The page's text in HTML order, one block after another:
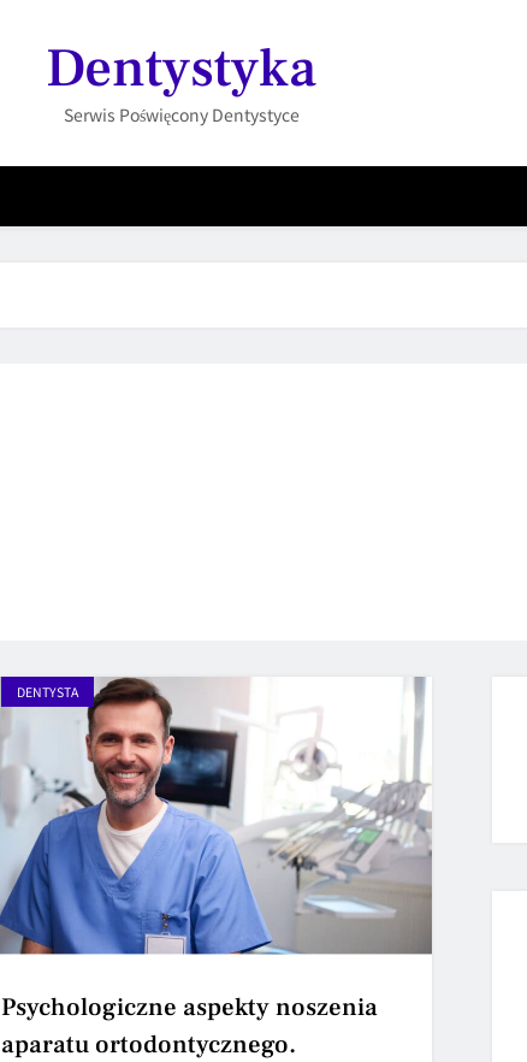
Dentystyka
Serwis Poświęcony Dentystyce
DENTYSTA
Psychologiczne aspekty noszenia
aparatu ortodontycznego.